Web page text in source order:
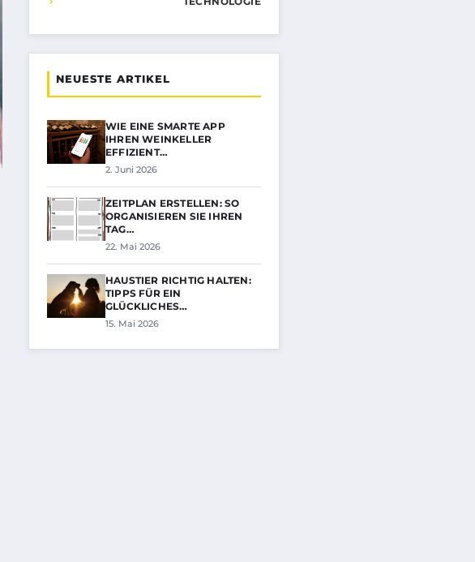
NEUESTE ARTIKEL
WIE EINE SMARTE APP
IHREN WEINKELLER
EFFIZIENT…
2. Juni 2026
ZEITPLAN ERSTELLEN: SO
ORGANISIEREN SIE IHREN
TAG…
22. Mai 2026
HAUSTIER RICHTIG HALTEN:
TIPPS FÜR EIN
GLÜCKLICHES…
15. Mai 2026